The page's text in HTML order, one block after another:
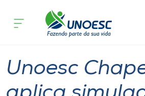
Cursos
Pesquisa
acontece
Unoesc